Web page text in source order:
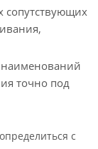
сопутствующих
точно под
с